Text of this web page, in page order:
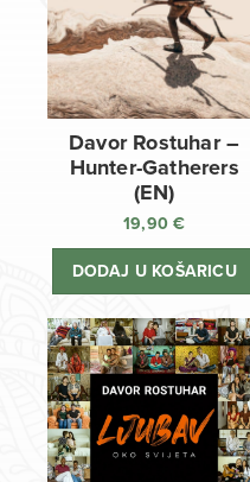
Davor Rostuhar –
Hunter-Gatherers
(EN)
19,90€
DODAJ U KOŠARICU